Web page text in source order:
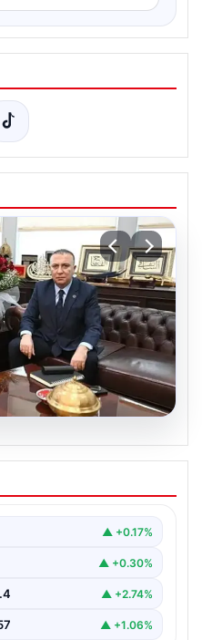
atmayan tek
paylaşım
▲ +0.17%
▲ +0.30%
▲ +2.74%
▲ +1.06%